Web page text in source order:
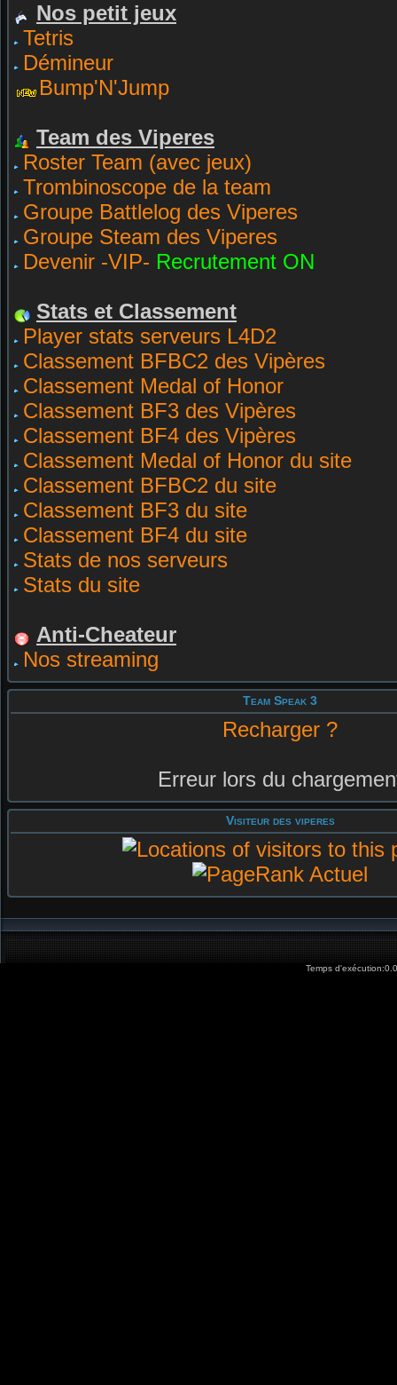
Nos petit jeux
Tetris
Démineur
Bump'N'Jump
Team des Viperes
Roster Team (avec jeux)
Trombinoscope de la team
Groupe Battlelog des Viperes
Groupe Steam des Viperes
Devenir -VIP- Recrutement ON
Stats et Classement
Player stats serveurs L4D2
Classement BFBC2 des Vipères
Classement Medal of Honor
Classement BF3 des Vipères
Classement BF4 des Vipères
Classement Medal of Honor du site
Classement BFBC2 du site
Classement BF3 du site
Classement BF4 du site
Stats de nos serveurs
Stats du site
Anti-Cheateur
Nos streaming
Team Speak 3
Recharger ?
Erreur lors du
Visiteur des viperes
Temps